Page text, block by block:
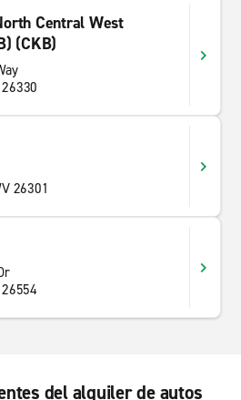
Central West
(CKB)
26301
del alquiler de autos